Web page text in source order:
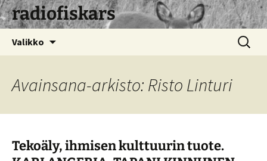
radiofiskars
Valikko Haku:
Avainsana-arkisto: Risto Linturi
Tekoäly, ihmisen kulttuurin tuote.